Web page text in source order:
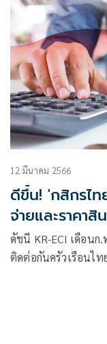
12 มีนาคม 2566
ดีขึ้น! 'กสิกรไท
จ่ายและราคา
ดัชนี KR-ECI เดือน
ติดต่อกันครัวเรือนไท